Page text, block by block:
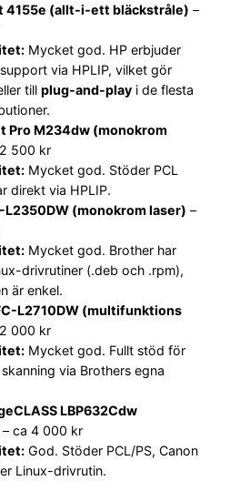
4155e (allt-i-ett bläckstråle) –
Mycket god. HP erbjuder
via HPLIP, vilket gör
till plug-and-play i de flesta
Pro M234dw (monokrom
500 kr
Mycket god. Stöder PCL
direkt via HPLIP.
L2350DW (monokrom laser) –
Mycket god. Brother har
drivrutiner (.deb och .rpm),
är enkel.
L2710DW (multifunktions
000 kr
Mycket god. Fullt stöd för
via Brothers egna
LBP632Cdw
– ca 4 000 kr
God. Stöder PCL/PS, Canon
Linux-drivrutin.